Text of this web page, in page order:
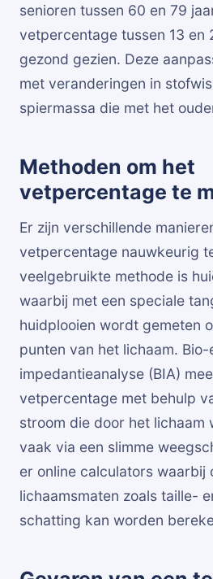
senioren tussen 60 en 79
vetpercentage tussen 13 en
gezond gezien. Deze
met veranderingen in
spiermassa die met het
Methoden om het
vetpercentage te
Er zijn verschillende
vetpercentage nauwkeurig
veelgebruikte methode is
waarbij met een speciale
huidplooien wordt gemeten
punten van het lichaam.
impedantieanalyse (BIA)
vetpercentage met behulp
stroom die door het lichaam
vaak via een slimme
er online calculators waarbij
lichaamsmaten zoals taille-
schatting kan worden